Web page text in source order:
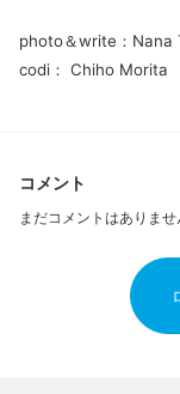
photo＆write：Nana
codi： Chiho Morita
コメント
まだコメントはありませ